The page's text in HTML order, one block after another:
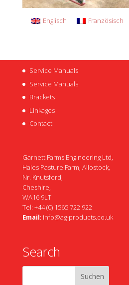
Englisch Französisch
Service Manuals
Service Manuals
Brackets
Linkages
Contact
Garnett Farms Engineering Ltd,
Hales Pasture Farm, Allostock,
Nr. Knutsford,
Cheshire,
WA16 9LT
Tel: +44 (0) 1565 722 922
Email: info@ag-products.co.uk
Search